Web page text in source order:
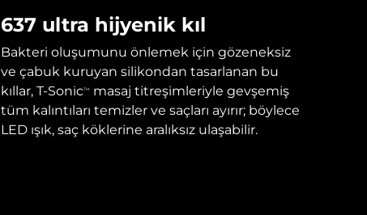
637 ultra hijyenik kıl
Bakteri oluşumunu önlemek için gözeneksiz
ve çabuk kuruyan silikondan tasarlanan bu
kıllar, T-SonicTM
masaj titreşimleriyle gevşemiş
tüm kalıntıları temizler ve saçları ayırır; böylece
LED ışık, saç köklerine aralıksız ulaşabilir.